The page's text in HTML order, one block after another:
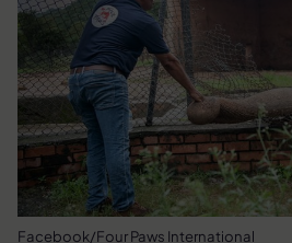
Facebook/Four Paws International